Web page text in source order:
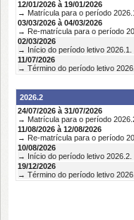
12/01/2026 à 19/01/2026
→ Matrícula para o período
03/03/2026 à 04/03/2026
→ Re-matrícula para o período
02/03/2026
→ Início do período letivo 2026.1.
11/07/2026
→ Término do período letivo
2026.2
24/07/2026 à 31/07/2026
→ Matrícula para o período
11/08/2026 à 12/08/2026
→ Re-matrícula para o período
10/08/2026
→ Início do período letivo 2026.2.
19/12/2026
→ Término do período letivo